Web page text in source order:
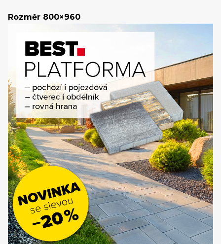
Rozměr 800×960